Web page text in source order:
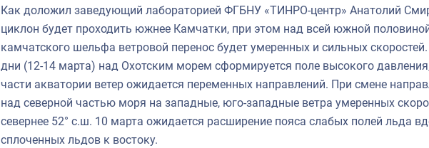
Как доложил заведующий лабораторией ФГБНУ «ТИНРО-центр» Анатолий
циклон будет проходить южнее Камчатки, при этом над всей южной
камчатского шельфа ветровой перенос будет умеренных и сильных
дни (12-14 марта) над Охотским морем сформируется поле высокого
части акватории ветер ожидается переменных направлений. При смене
над северной частью моря на западные, юго-западные ветра умеренных
севернее 52° с.ш. 10 марта ожидается расширение пояса слабых полей льда
сплоченных льдов к востоку.